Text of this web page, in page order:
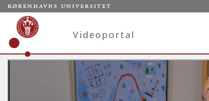
Videoportal